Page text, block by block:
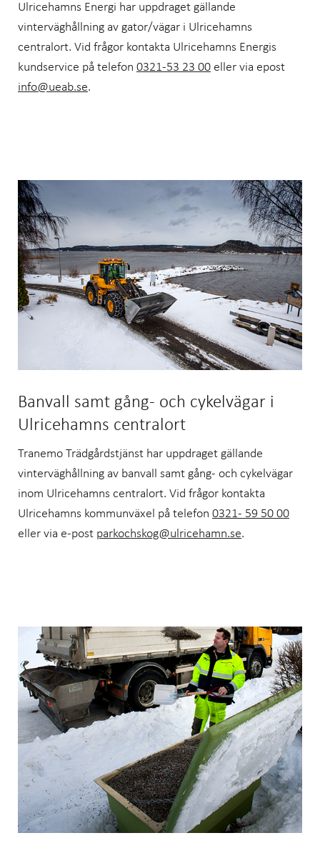
Ulricehamns Energi har uppdraget gällande
vinterväghållning av gator/vägar i Ulricehamns
centralort. Vid frågor kontakta Ulricehamns Energis
kundservice på telefon 0321-53 23 00 eller via epost
info@ueab.se.
Banvall samt gång- och cykelvägar i
Ulricehamns centralort
Tranemo Trädgårdstjänst har uppdraget gällande
vinterväghållning av banvall samt gång- och cykelvägar
inom Ulricehamns centralort. Vid frågor kontakta
Ulricehamns kommunväxel på telefon 0321- 59 50 00
eller via e-post parkochskog@ulricehamn.se.